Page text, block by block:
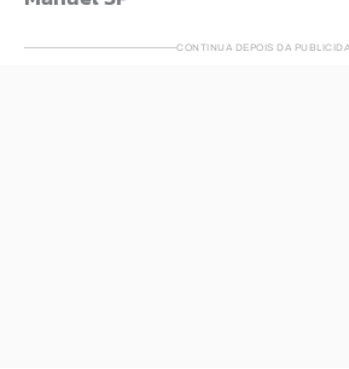
CONTINUA DEPOIS DA